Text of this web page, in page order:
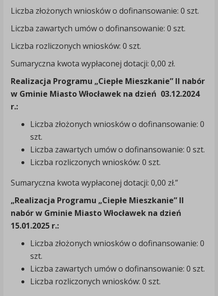
Liczba złożonych wniosków o dofinansowanie: 0 szt.
Liczba zawartych umów o dofinansowanie: 0 szt.
Liczba rozliczonych wniosków: 0 szt.
Sumaryczna kwota wypłaconej dotacji: 0,00 zł.
Realizacja Programu „Ciepłe Mieszkanie” II nabór
w Gminie Miasto Włocławek na dzień 03.12.2024
r.:
Liczba złożonych wniosków o dofinansowanie: 0
szt.
Liczba zawartych umów o dofinansowanie: 0 szt.
Liczba rozliczonych wniosków: 0 szt.
Sumaryczna kwota wypłaconej dotacji: 0,00 zł.”
„Realizacja Programu „Ciepłe Mieszkanie” II
nabór w Gminie Miasto Włocławek na dzień
15.01.2025 r.:
Liczba złożonych wniosków o dofinansowanie: 0
szt.
Liczba zawartych umów o dofinansowanie: 0 szt.
Liczba rozliczonych wniosków: 0 szt.